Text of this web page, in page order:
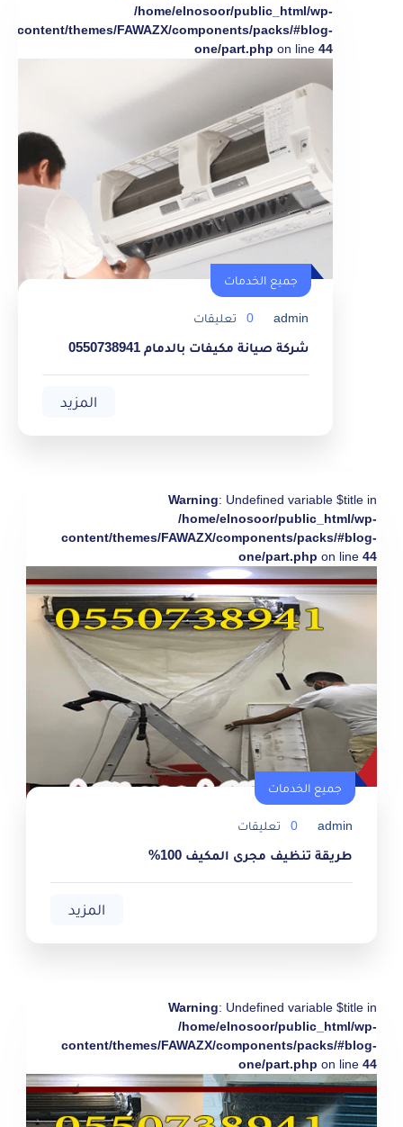
/home/elnosoor/public_html/wp-
content/themes/FAWAZX/components/packs/#blog-
one/part.php on line 44
جميع الخدمات
admin
0 تعليقات
شركة صيانة مكيفات بالدمام 0550738941
المزيد
Warning: Undefined variable $title in
/home/elnosoor/public_html/wp-
content/themes/FAWAZX/components/packs/#blog-
one/part.php on line 44
جميع الخدمات
admin
0 تعليقات
طريقة تنظيف مجرى المكيف 100%
المزيد
Warning: Undefined variable $title in
/home/elnosoor/public_html/wp-
content/themes/FAWAZX/components/packs/#blog-
one/part.php on line 44